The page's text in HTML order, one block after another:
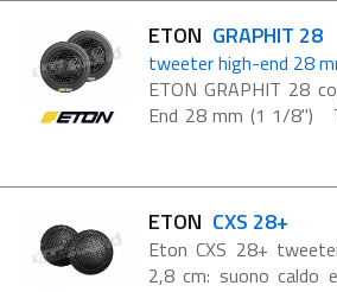
...
ETON GRAPHIT 28
tweeter high-end 28
ETON GRAPHIT 28
End 28 mm (1 1/8")
con bobina mobile
intelligenti
tweeter da 25 mm: ...
ETON CXS 28+
Eton CXS 28+
2,8 cm: suono caldo